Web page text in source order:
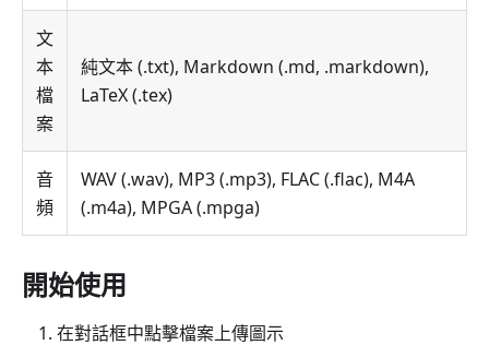
文
本
檔
案
純文本 (.txt), Markdown (.md, .markdown),
LaTeX (.tex)
音
頻
WAV (.wav), MP3 (.mp3), FLAC (.flac), M4A
(.m4a), MPGA (.mpga)
開始使用
在對話框中點擊檔案上傳圖示